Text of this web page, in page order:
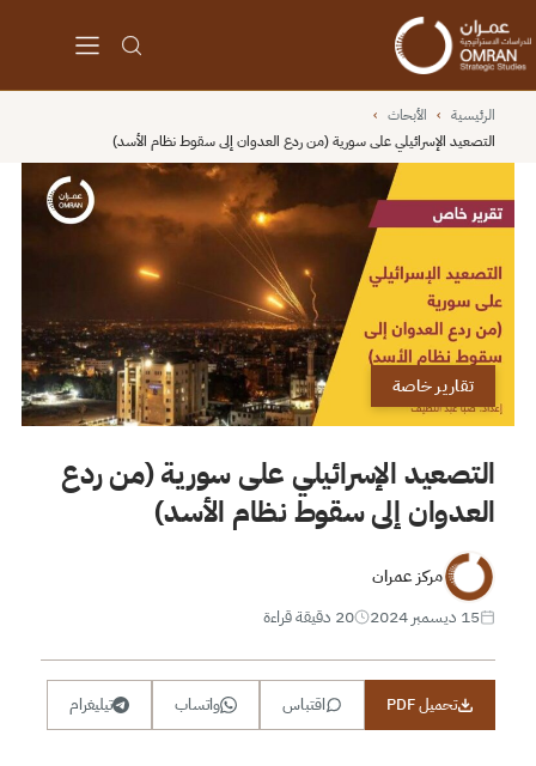
الرئيسية › الأبحاث ›
التصعيد الإسرائيلي على سورية (من ردع العدوان إلى سقوط نظام الأسد)
تقارير خاصة
التصعيد الإسرائيلي على سورية (من ردع
العدوان إلى سقوط نظام الأسد)
مركز عمران
15 ديسمبر 2024
20 دقيقة قراءة
تحميل PDF اقتباس واتساب تيليغرام